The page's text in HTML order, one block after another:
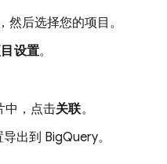
然后选择您的项目。
设置。
中，点击关联。
出到 BigQuery。